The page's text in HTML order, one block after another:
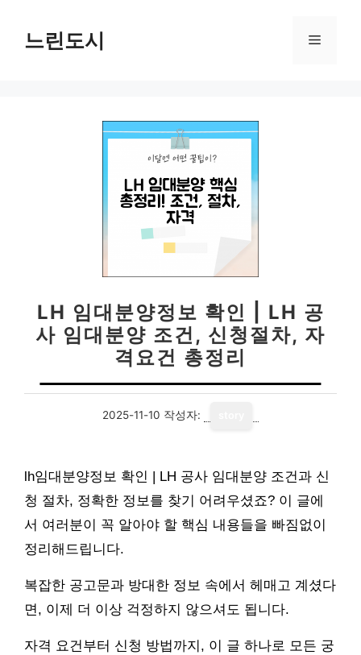
느린도시 메
LH 임대분양정보 확인 | LH 공
사 임대분양 조건, 신청절차, 자
격요건 총정리
2025-11-10 작성자:
lh임대분양정보 확인 | LH 공사 임대분양 조건과 신
청 절차, 정확한 정보를 찾기 어려우셨죠? 이 글에
서 여러분이 꼭 알아야 할 핵심 내용들을 빠짐없이
정리해드립니다.
복잡한 공고문과 방대한 정보 속에서 헤매고 계셨다
면, 이제 더 이상 걱정하지 않으셔도 됩니다.
자격 요건부터 신청 방법까지, 이 글 하나로 모든 궁